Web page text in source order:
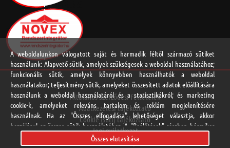
Általános Szerződési Feltételek
Adatkezelési tájékoztató
Cookie (süti) tájékoztató
Jogi nyilatkozat
Online vitarendezési platform
A weboldalunkon válogatott saját és harmadik féltől származó sütiket
használunk: Alapvető sütik, amelyek szükségesek a weboldal használatához;
funkcionális sütik, amelyek könnyebben használhatók a weboldal
használatakor; teljesítmény-sütik, amelyeket összesített adatok előállítására
használunk a weboldal használatáról és a statisztikákról; és marketing
cookie-k, amelyeket releváns tartalom és reklám megjelenítésére
használnak. Ha az "Összes elfogadása" lehetőséget választja, akkor
hozzájárul az összes sütik használatához. A "Beállítások" részben bármikor
elfogadhat és elutasíthat egyedi sütitípusokat, és visszavonhatja a jövőre
vonatkozó beleegyezését.
Összes elutasítása